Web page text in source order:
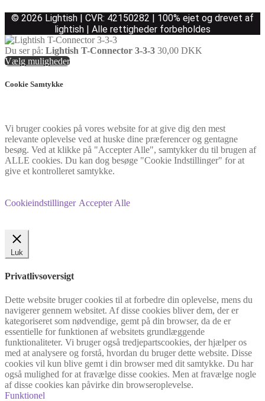
© 2026 Lightish | CVR: 42150282 | 100% ejet og drevet af
lightish | Alle rettigheder forbeholdes
Du ser på: Lightish T-Connector 3-3-3 30,00 DKK
Vælg muligheder
Cookie Samtykke
Vi bruger cookies på vores website for at give dig den mest
relevante oplevelse ved at huske dine præferencer og gentagne
besøg. Ved at klikke på "Accepter Alle", samtykker du til brugen af
ALLE cookies. Du kan dog besøge "Cookie Indstillinger" for at
give et kontrolleret samtykke.
Cookieindstillinger Accepter Alle
Luk
Privatlivsoversigt
Dette website bruger cookies til at forbedre din oplevelse, mens du
navigerer gennem websitet. Af disse cookies bliver dem, der er
kategoriseret som nødvendige, gemt på din browser, da de er
essentielle for funktionen af websitets grundlæggende
funktionaliteter. Vi bruger også tredjepartscookies, der hjælper os
med at analysere og forstå, hvordan du bruger dette website. Disse
cookies vil kun blive gemt i din browser med dit samtykke. Du har
også mulighed for at fravælge disse cookies. Men at fravælge nogle
af disse cookies kan påvirke din browseroplevelse.
Funktionel